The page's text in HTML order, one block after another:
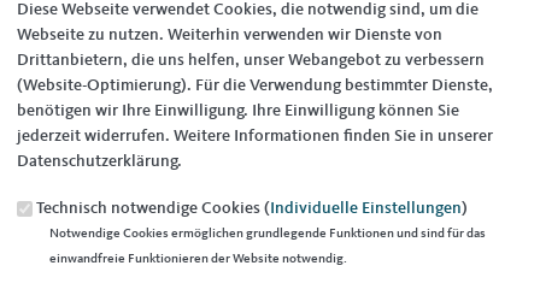
Diese Webseite verwendet Cookies, die notwendig sind, um die
Webseite zu nutzen. Weiterhin verwenden wir Dienste von
Drittanbietern, die uns helfen, unser Webangebot zu verbessern
(Website-Optimierung). Für die Verwendung bestimmter Dienste,
benötigen wir Ihre Einwilligung. Ihre Einwilligung können Sie
jederzeit widerrufen. Weitere Informationen finden Sie in unserer
Datenschutzerklärung.
Technisch notwendige Cookies (Individuelle Einstellungen)
Notwendige Cookies ermöglichen grundlegende Funktionen und sind für das
einwandfreie Funktionieren der Website notwendig.